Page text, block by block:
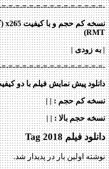
=-=-=-=-=-=-=-=-=-=-=-=-=-=-
RMT)
| به زودی |
=-=-=-=-=-=-=-=-=-=-=-=-=-=-
دانلود پیش نمایش فیلم با دو
نسخه کم حجم: | |
نسخه حجم بالا: | |
دانلود فیلم Tag 2018
نوشته اولین بار در پدیدار شد.